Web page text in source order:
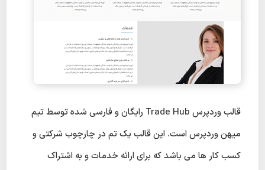
قالب وردپرس Trade Hub رایگان و فارسی شده توسط تیم
میهن وردپرس است. این قالب یک تم در چارچوب شرکتی و
کسب کار ها می باشد که برای ارائه خدمات و به اشتراک